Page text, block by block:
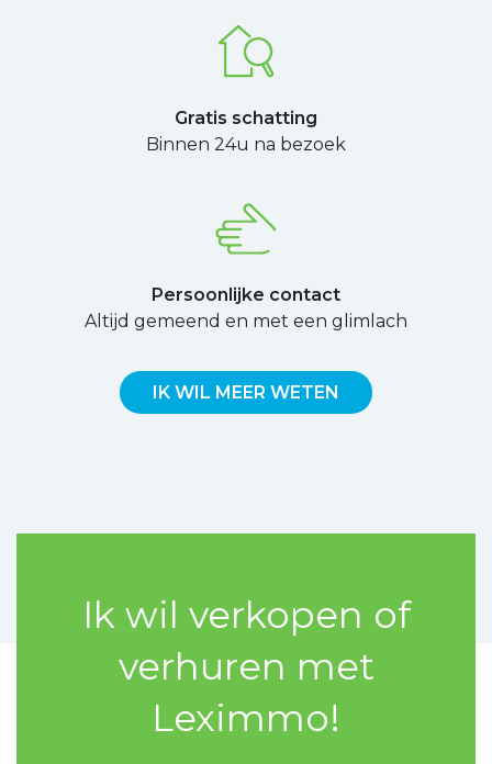
Gratis schatting
Binnen 24u na bezoek
Persoonlijke contact
Altijd gemeend en met een glimlach
IK WIL MEER WETEN
Ik wil verkopen of
verhuren met
Leximmo!